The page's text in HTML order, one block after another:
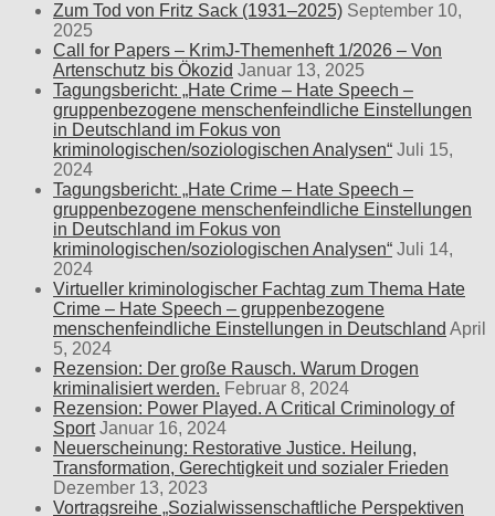
Zum Tod von Fritz Sack (1931–2025) September 10,
2025
Call for Papers – KrimJ-Themenheft 1/2026 – Von
Artenschutz bis Ökozid Januar 13, 2025
Tagungsbericht: „Hate Crime – Hate Speech –
gruppenbezogene menschenfeindliche Einstellungen
in Deutschland im Fokus von
kriminologischen/soziologischen Analysen“ Juli 15,
2024
Tagungsbericht: „Hate Crime – Hate Speech –
gruppenbezogene menschenfeindliche Einstellungen
in Deutschland im Fokus von
kriminologischen/soziologischen Analysen“ Juli 14,
2024
Virtueller kriminologischer Fachtag zum Thema Hate
Crime – Hate Speech – gruppenbezogene
menschenfeindliche Einstellungen in Deutschland April
5, 2024
Rezension: Der große Rausch. Warum Drogen
kriminalisiert werden. Februar 8, 2024
Rezension: Power Played. A Critical Criminology of
Sport Januar 16, 2024
Neuerscheinung: Restorative Justice. Heilung,
Transformation, Gerechtigkeit und sozialer Frieden
Dezember 13, 2023
Vortragsreihe „Sozialwissenschaftliche Perspektiven